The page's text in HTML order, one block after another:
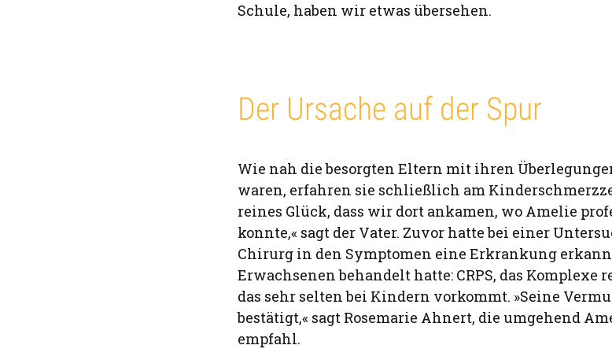
Schule, haben wir etwas übersehen.
Der Ursache auf der Spur
Wie nah die besorgten Eltern mit ihren
waren, erfahren sie schließlich am
reines Glück, dass wir dort ankamen, wo Amelie
konnte,« sagt der Vater. Zuvor hatte bei einer
Chirurg in den Symptomen eine Erkrankung
Erwachsenen behandelt hatte: CRPS, das Komplexe
das sehr selten bei Kindern vorkommt. »Seine
bestätigt,« sagt Rosemarie Ahnert, die umgehend
empfahl.